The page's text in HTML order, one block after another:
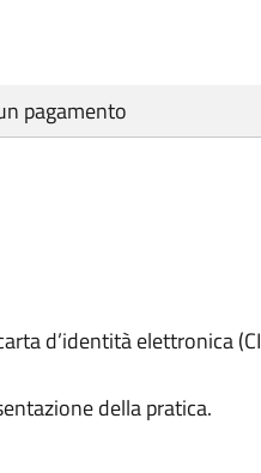
pagamento
d’identità elettronica
della pratica.